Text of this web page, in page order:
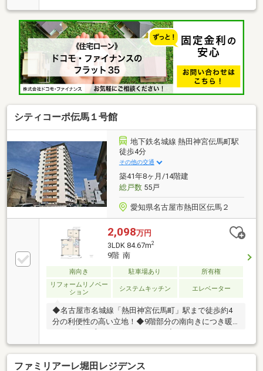
2）・ディスポーザー付システムキッチン・保温浴
槽・浴室乾燥機・バルコニーのスロップシンク等【間
取】・7階部分・南向き 日当たり・眺望良好・可動
間仕切りでLD（約11帖）と洋室2（約6帖）を一体利用
でき、2LDK・1LDKの両スタイルに対応可能・ウォー
クインクロゼットをはじめ全居室に収納＋シューズイ
ンクロゼット完備で、玄関まわりもすっきり【その
他】・24時間ゴミ出し可能・防災備蓄倉庫設置（マン
シティコーポ伝馬１号館
地下鉄名城線 熱田神宮伝馬町駅
徒歩4分
その他の交通
築41年8ヶ月/14階建
総戸数55戸
愛知県名古屋市熱田区伝馬２
2,098万円
3LDK 84.67m2
9階 南
南向き 駐車場あり
所有権
リフォームリノベー
ション
システムキッチン エレベーター
◆名古屋市名城線「熱田神宮伝馬町」駅まで徒歩約4
分の利便性の高い立地！◆9階部分の南向きにつき暖
すめ！3LDKタイプの間取り！◆2面バルコニー付き！
風通しも期待できます！◆お料理をしながらリビング
が見渡せる対面キッチンを採用！開放感もアップしま
ファミリアーレ堀田レジデンス